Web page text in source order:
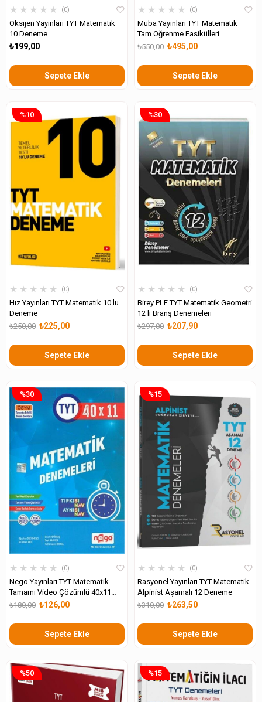
★ ★ ★ ★ ★ 0
Oksijen Yayınları TYT Matematik
10 Deneme
₺199,00
Sepete Ekle
★ ★ ★ ★ ★ 0
Muba Yayınları TYT Matematik
Tam Öğrenme Fasikülleri
₺495,00
₺550,00
Sepete Ekle
★ ★ ★ ★ ★ 0
Hız Yayınları TYT Matematik 10 lu
Deneme
₺225,00
₺250,00
Sepete Ekle
%10
★ ★ ★ ★ ★ 0
Birey PLE TYT Matematik Geometri
12 li Branş Denemeleri
₺207,90
₺297,00
Sepete Ekle
%30
★ ★ ★ ★ ★ 0
Nego Yayınları TYT Matematik
Tamamı Video Çözümlü 40x11
Branş Denemeleri
₺126,00
₺180,00
Sepete Ekle
%30
★ ★ ★ ★ ★ 0
Rasyonel Yayınları TYT Matematik
Alpinist Aşamalı 12 Deneme
₺263,50
₺310,00
Sepete Ekle
%15
%50 %15